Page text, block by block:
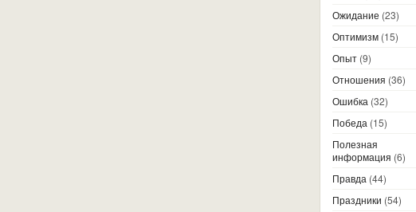
Ожидание (23)
Оптимизм (15)
Опыт (9)
Отношения (36)
Ошибка (32)
Победа (15)
Полезная
информация (6)
Правда (44)
Праздники (54)